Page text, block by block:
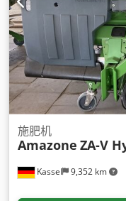
Kassel 9,352 km
施肥机
Amazone ZA-V